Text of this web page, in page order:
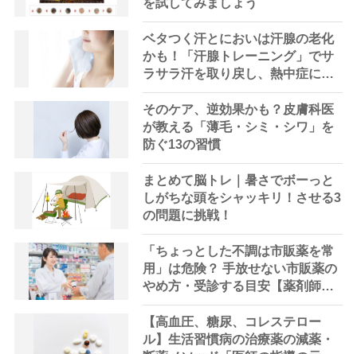
を試してみましょう
ベタつく汗とにおいは汗腺の老化
かも！「汗腺トレーニング」でサ
ラサラ汗を取り戻し、熱中症に負
けない体へ
そのケア、逆効果かも？皮膚科医
が教える「薄毛・シミ・シワ」を
防ぐ13の習慣
まとめて脳トレ｜暑さでボーっと
しがちな頭をシャッキリ！させる3
の問題に挑戦！
「ちょっとした不調は市販薬を常
用」は危険？ 手放せない市販薬の
やめ方・受診する目安【薬剤師解
説】
【高血圧、糖尿、コレステロー
ル】生活習慣病の治療薬の減薬・